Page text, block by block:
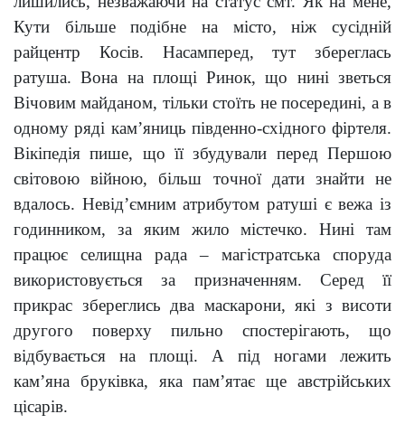
Кути більше подібне на місто, ніж сусідній
райцентр Косів. Насамперед, тут збереглась
ратуша. Вона на площі Ринок, що нині зветься
Вічовим майданом, тільки стоїть не посередині, а в
одному ряді кам’яниць південно-східного фіртеля.
Вікіпедія пише, що її збудували перед Першою
світовою війною, більш точної дати знайти не
вдалось. Невід’ємним атрибутом ратуші є вежа із
годинником, за яким жило містечко. Нині там
працює селищна рада – магістратська споруда
використовується за призначенням. Серед її
прикрас збереглись два маскарони, які з висоти
другого поверху пильно спостерігають, що
відбувається на площі. А під ногами лежить
кам’яна бруківка, яка пам’ятає ще австрійських
цісарів.